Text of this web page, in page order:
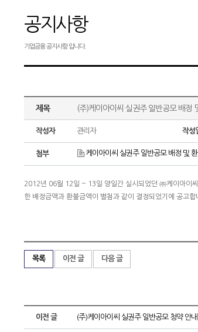
공지사항
기업금융 공지사항 입니다.
제목 (주)케이아이씨 실권주 일반공모 배정
작성자 관리자 작성
첨부 케이아이씨 실권주 일반공모 배정 및
2012년 06월 12일 ~ 13일 양일간 실시되었던 ㈜케이아이
한 배정금액과 환불금액이 별첨과 같이 결정되었기에 공고합
목록 이전 글 다음 글
이전 글 (주)케이아이씨 실권주 일반공모 청약 안내